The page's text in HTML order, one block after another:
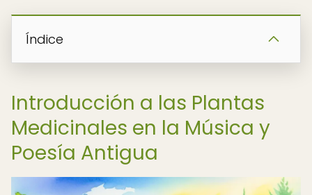
Índice
Introducción a las Plantas
Medicinales en la Música y
Poesía Antigua